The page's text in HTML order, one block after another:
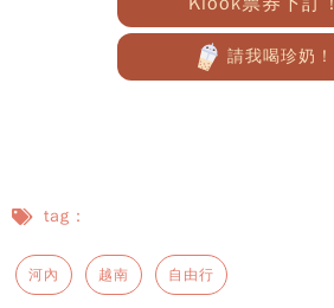
請我喝珍奶！
tag：
河內 越南 自由行